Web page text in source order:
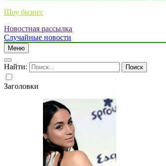
Шоу бизнес
Новостная рассылка
Случайные новости
Меню
Найти:
Заголовки